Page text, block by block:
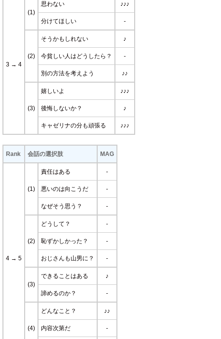
3 → 4
(1)
思わない ♪♪♪
分けてほしい -
(2)
そうかもしれない ♪
今貧しい人はどうしたら？ -
別の方法を考えよう ♪♪
(3)
嬉しいよ ♪♪♪
後悔しないか？ ♪
キャゼリナの分も頑張る ♪♪♪
Rank 会話の選択肢 MAG
4 → 5
(1)
責任はある -
悪いのは向こうだ -
なぜそう思う？ -
(2)
どうして？ -
恥ずかしかった？ -
おじさんも山男に？ -
(3)
できることはある ♪
諦めるのか？ -
(4)
どんなこと？ ♪♪
内容次第だ -